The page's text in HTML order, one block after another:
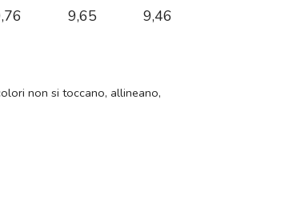
9,65 9,46
non si toccano, allineano,